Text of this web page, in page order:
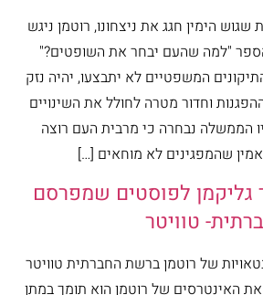
הימין חגג את ניצחונו, רוטמן ניגש
"למה שהעם יבחר את השופטים?"
המשפטיים לא יתבצעו, יהיה נזק
וחדור מטרה לחולל את השינויים
הממשלה נבחרה כי מרבית העם רוצה
שהמפגינים לא מוחאים […]
גליקמן לפוסטים שמפרסם
טוויטר
של רוטמן ברשת החברתית טוויטר
האינטרסים של רוטמן הוא תומך במתן